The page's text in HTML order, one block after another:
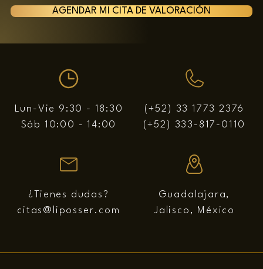
AGENDAR MI CITA DE VALORACIÓN
Lun-Vie 9:30 - 18:30
Sáb 10:00 - 14:00
(+52) 33 1773 2376
(+52) 333-817-0110
¿Tienes dudas?
citas@liposser.com
Guadalajara,
Jalisco, México